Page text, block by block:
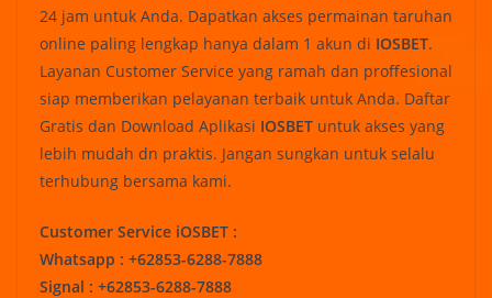
24 jam untuk Anda. Dapatkan akses permainan taruhan
online paling lengkap hanya dalam 1 akun di IOSBET.
Layanan Customer Service yang ramah dan proffesional
siap memberikan pelayanan terbaik untuk Anda. Daftar
Gratis dan Download Aplikasi IOSBET untuk akses yang
lebih mudah dn praktis. Jangan sungkan untuk selalu
terhubung bersama kami.
Customer Service iOSBET :
Whatsapp : +62853-6288-7888
Signal : +62853-6288-7888